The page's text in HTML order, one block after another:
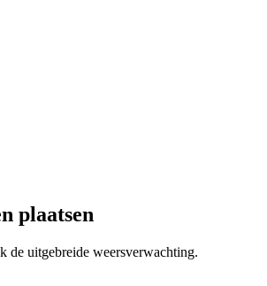
plaatsen
de uitgebreide weersverwachting.